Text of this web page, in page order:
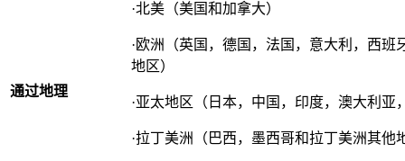
通过地理
·北美（美国和加拿大）
·欧洲（英国，德国，法国，意大利，西
地区）
·亚太地区（日本，中国，印度，澳大利亚
·拉丁美洲（巴西，墨西哥和拉丁美洲其他